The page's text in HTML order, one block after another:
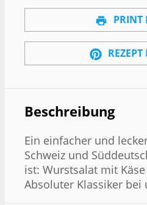
PRINT
Beschreibung
Ein einfacher und
Schweiz und
ist: Wurstsalat mit
Absoluter Klassiker bei